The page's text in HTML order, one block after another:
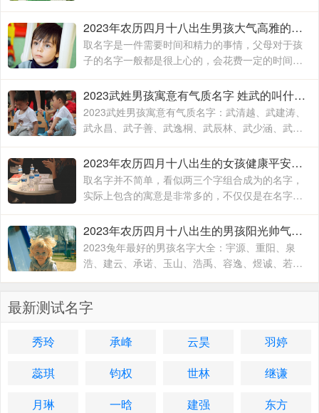
武楚妍、武子懿、武宸羽、武思敏、武梓榆、武思
诺、武奕君、武涵雨、武
2023年农历四月十八出生男孩大气高雅的名字 2023年男孩姓名大全
取名字是一件需要时间和精力的事情，父母对于孩
子的名字一般都是很上心的，会花费一定的时间和
精力去取，毕竟不出意外的话，一个名字会伴随孩
子的出生到结束，贯穿孩子的一生
2023武姓男孩寓意有气质名字 姓武的叫什么名字
2023武姓男孩寓意有气质名字：武清越、武建涛、
武永昌、武子善、武逸桐、武辰林、武少涵、武月
桐、武梓橙、武进平、武云志、武红伟、武梓栎、
武一纯、武润洁、
2023年农历四月十八出生的女孩健康平安的名字 兔年出生适合女孩子的名字
取名字并不简单，看似两三个字组合成为的名字，
实际上包含的寓意是非常多的，不仅仅是在名字的
文字组合搭配方面，对于名字的内在含义方面也有
着不一样的寓意，一个名字究竟取的好不好
2023年农历四月十八出生的男孩阳光帅气的名字 2023兔年最好的男孩名字大全
2023兔年最好的男孩名字大全：宇源、重阳、泉
浩、建云、承诺、玉山、浩禹、容逸、煜诚、若
天、融凯、溢涵、德权、书远、沐霜、登峰、洪
最新测试名字
秀玲 承峰 云昊
羽婷
蕊琪
钧权 世林
继谦
月琳
一晗 建强
东方